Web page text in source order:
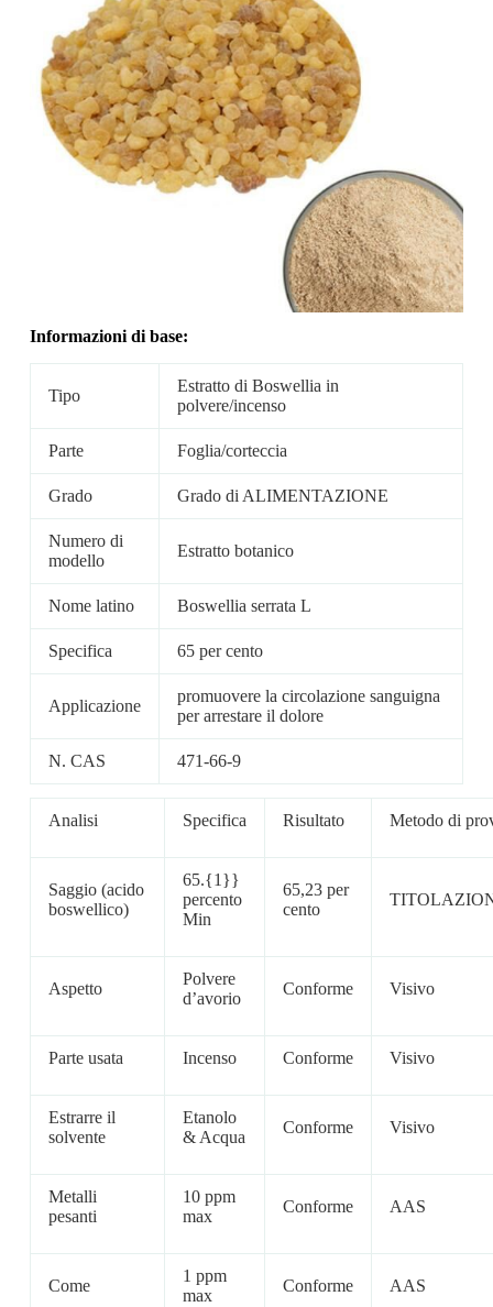
Informazioni di base:
Tipo
Estratto di Boswellia in
polvere/incenso
Parte Foglia/corteccia
Grado Grado di ALIMENTAZIONE
Numero di
modello
Estratto botanico
Nome latino Boswellia serrata L
Specifica 65 per cento
Applicazione
promuovere la circolazione sanguigna
per arrestare il dolore
N. CAS 471-66-9
Analisi Specifica Risultato Metodo di
Saggio (acido
boswellico)
65.{1}}
percento
Min
65,23 per
cento
Aspetto
Polvere
d’avorio
Conforme Visivo
Parte usata Incenso Conforme Visivo
Estrarre il
solvente
Etanolo
& Acqua
Conforme Visivo
Metalli
pesanti
10 ppm
max
Conforme AAS
Come
1 ppm
max
Conforme AAS